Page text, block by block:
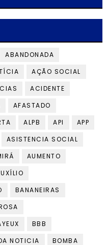
ABANDONADA
AÇÃO SOCIAL
ACIDENTE
AFASTADO
ALPB API
APP
ASISTENCIA SOCIAL
AUMENTO
BANANEIRAS
BBB
NOTICIA
BOMBA